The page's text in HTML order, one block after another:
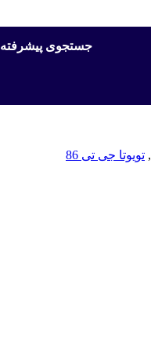
جستجوی پیشرفته
, تویوتا جی تی 86